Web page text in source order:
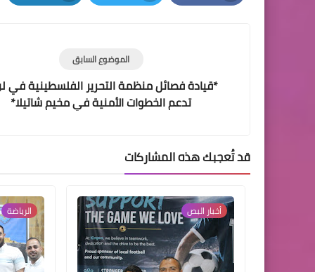
Facebook
Twitter
LinkedIn
الموضوع السابق
*قيادة فصائل منظمة التحرير الفلسطينية في
تدعم الخطوات الأمنية في مخيم شاتيلا*
قد تُعجبك هذه المشاركات
أخبار البص‏ الرياضة